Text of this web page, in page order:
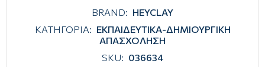
BRAND: HEYCLAY
ΚΑΤΗΓΟΡΙΑ: ΕΚΠΑΙΔΕΥΤΙΚΑ-ΔΗΜΙΟΥΡΓΙΚΗ
ΑΠΑΣΧΟΛΗΣΗ
SKU: 036634